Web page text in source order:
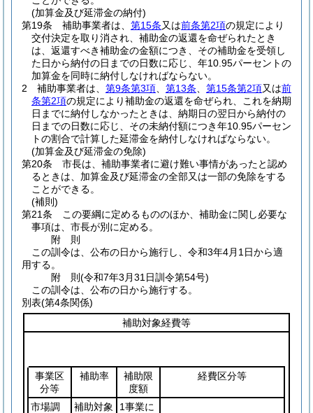
(加算金及び延滞金の納付)
第19条
補助事業者は、 第15条又は前条第2項の規定により
交付決定を取り消され、補助金の返還を命ぜられたとき
は、返還すべき補助金の金額につき、その補助金を受領し
た日から納付の日までの日数に応じ、年10.95パーセントの
加算金を同時に納付しなければならない。
2
補助事業者は、 第9条第3項 第13条 第15条第2項又は前
条第2項の規定により補助金の返還を命ぜられ、これを納期
日までに納付しなかったときは、納期日の翌日から納付の
日までの日数に応じ、その未納付額につき年10.95パーセン
トの割合で計算した延滞金を納付しなければならない。
(加算金及び延滞金の免除)
第20条
市長は、補助事業者に避け難い事情があったと認め
るときは、加算金及び延滞金の全部又は一部の免除をする
ことができる。
(補則)
第21条
この要綱に定めるもののほか、補助金に関し必要な
事項は、市長が別に定める。
附 則
この訓令は、公布の日から施行し、令和3年4月1日から適
用する。
附 則(令和7年3月31日訓令第54号)
この訓令は、公布の日から施行する。
別表(第4条関係)
補助対象経費等
事業区
分等
補助率
補助限
度額
経費区分等
市場調
補助対象
1事業に